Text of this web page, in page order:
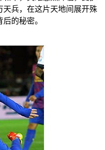
兵，在这片天地间展开殊
的秘密。